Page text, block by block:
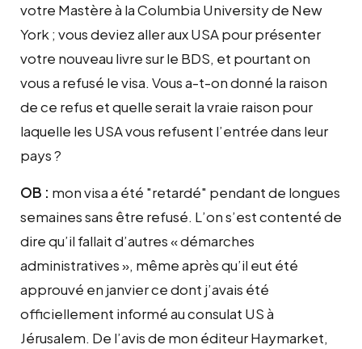
votre Mastère à la Columbia University de New
York ; vous deviez aller aux USA pour présenter
votre nouveau livre sur le BDS, et pourtant on
vous a refusé le visa. Vous a-t-on donné la raison
de ce refus et quelle serait la vraie raison pour
laquelle les USA vous refusent l’entrée dans leur
pays ?
OB : mon visa a été "retardé" pendant de longues
semaines sans être refusé. L’on s’est contenté de
dire qu’il fallait d’autres « démarches
administratives », même après qu’il eut été
approuvé en janvier ce dont j’avais été
officiellement informé au consulat US à
Jérusalem. De l’avis de mon éditeur Haymarket,